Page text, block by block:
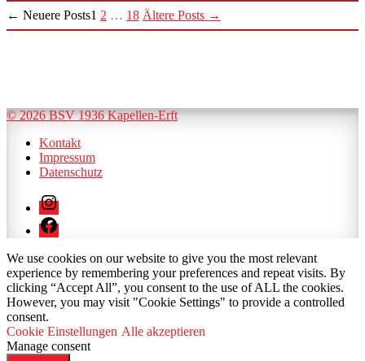
Seitennummerierung
← Neuere Posts1 2 … 18 Ältere Posts →
© 2026 BSV 1936 Kapellen-Erft
Kontakt
Impressum
Datenschutz
Instagram
Facebook
We use cookies on our website to give you the most relevant
experience by remembering your preferences and repeat visits. By
clicking “Accept All”, you consent to the use of ALL the cookies.
However, you may visit "Cookie Settings" to provide a controlled
consent.
Cookie Einstellungen Alle akzeptieren
Manage consent